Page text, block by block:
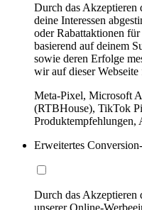
Durch das Akzeptieren
deine Interessen
oder Rabattaktionen
basierend auf deinem
sowie deren Erfolge
wir auf dieser
Meta-Pixel, Microsoft
(RTBHouse), TikTok
Produktempfehlungen,
Erweitertes
Durch das Akzeptieren
unserer Online-